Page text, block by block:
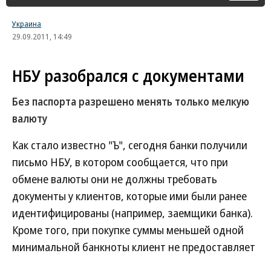
Украина
29.09.2011, 14:49
НБУ разобрался с документами
Без паспорта разрешено менять только мелкую
валюту
Как стало известно "Ъ", сегодня банки получили
письмо НБУ, в котором сообщается, что при
обмене валюты они не должны требовать
документы у клиентов, которые ими были ранее
идентифицированы (например, заемщики банка).
Кроме того, при покупке суммы меньшей одной
минимальной банкноты клиент не предоставляет